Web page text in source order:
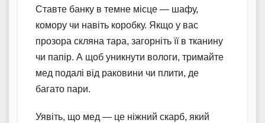
Ставте банку в темне місце — шафу,
комору чи навіть коробку. Якщо у вас
прозора скляна тара, загорніть її в тканину
чи папір. А щоб уникнути вологи, тримайте
мед подалі від раковини чи плити, де
багато пари.
Уявіть, що мед — це ніжний скарб, який